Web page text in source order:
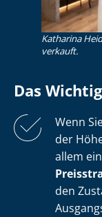
Katharina
verkauft.
Das
Wenn
der
allem
den